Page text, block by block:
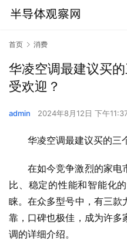
首页 消费
华凌空调最建议买
受欢迎？
admin 2024年8月12日 下午
华凌空调最建议买的三
在如今竞争激烈的家电
比、稳定的性能和智能化
睐。在众多型号中，有三款
靠，口碑也极佳，成为许多
调的详细介绍。